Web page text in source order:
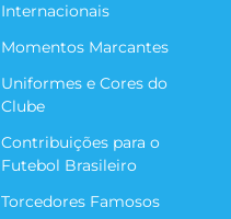
Internacionais
Momentos Marcantes
Uniformes e Cores do
Clube
Contribuições para o
Futebol Brasileiro
Torcedores Famosos